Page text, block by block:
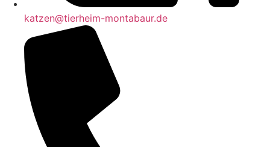
katzen@tierheim-montabaur.de